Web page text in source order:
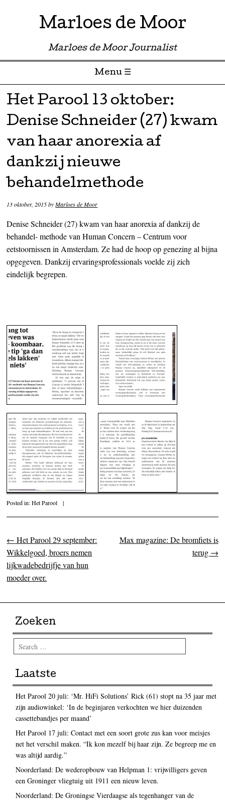
Marloes de Moor
Marloes de Moor Journalist
Menu ☰
Skip to content
Het Parool 13 oktober:
Denise Schneider (27) kwam
van haar anorexia af
dankzij nieuwe
behandelmethode
13 oktober, 2015byMarloes de Moor
Denise Schneider (27) kwam van haar anorexia af dankzij de
behandel- methode van Human Concern – Centrum voor
eetstoornissen in Amsterdam. Ze had de hoop op genezing al bijna
opgegeven. Dankzij ervaringsprofessionals voelde zij zich
eindelijk begrepen.
Posted in:Het Parool |
Post navigation
← Het Parool 29 september:
Wikkelgoed, broers nemen
lijkwadebedrijfje van hun
moeder over.
Max magazine: De bromfiets is
terug →
Zoeken
Search
Laatste
Het Parool 20 juli: ‘Mr. HiFi Solutions’ Rick (61) stopt na 35 jaar met
zijn audiowinkel: ‘In de beginjaren verkochten we hier duizenden
cassettebandjes per maand’
Het Parool 17 juli: Contact met een soort grote zus kan voor meisjes
net het verschil maken. “Ik kon mezelf bij haar zijn. Ze begreep me en
was altijd aardig.”
Noorderland: De wederopbouw van Helpman 1: vrijwilligers geven
een Groninger vliegtuig uit 1911 een nieuw leven.
Noorderland: De Groningse Vierdaagse als tegenhanger van de